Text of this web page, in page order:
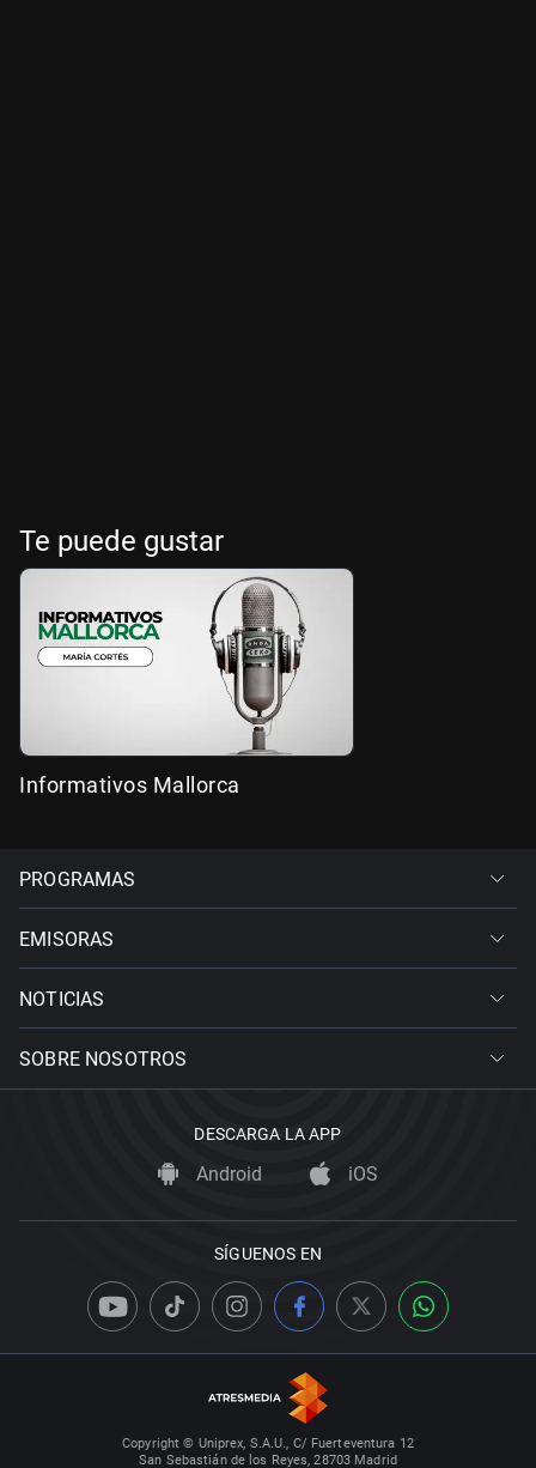
Te puede gustar
Informativos Mallorca
PROGRAMAS
EMISORAS
NOTICIAS
SOBRE NOSOTROS
DESCARGA LA APP
Android iOS
SÍGUENOS EN
Copyright © Uniprex, S.A.U., C/ Fuerteventura 12
San Sebastián de los Reyes, 28703 Madrid